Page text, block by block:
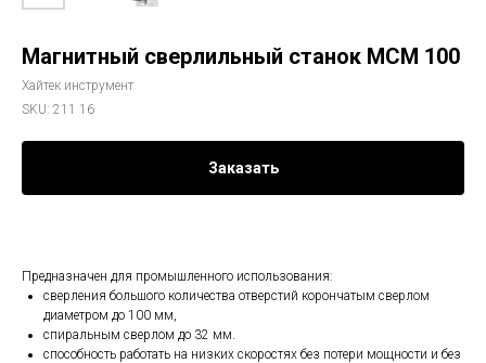
Магнитный сверлильный станок МСМ 100
Хайтек инструмент
SKU: 211 16
Заказать
Предназначен для промышленного использования:
сверления большого количества отверстий корончатым сверлом
диаметром до 100 мм,
спиральным сверлом до 32 мм.
способность работать на низких скоростях без потери мощности и без